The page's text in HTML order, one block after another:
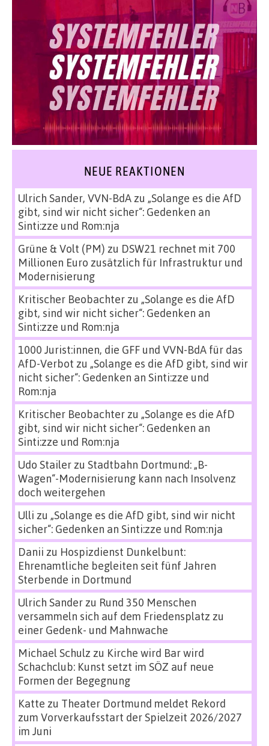
NEUE REAKTIONEN
Ulrich Sander, VVN-BdAzu „Solange es die AfD
gibt, sind wir nicht sicher“: Gedenken an
Sinti:zze und Rom:nja
Grüne & Volt (PM) zu DSW21 rechnet mit 700
Millionen Euro zusätzlich für Infrastruktur und
Modernisierung
Kritischer Beobachterzu „Solange es die AfD
gibt, sind wir nicht sicher“: Gedenken an
Sinti:zze und Rom:nja
1000 Jurist:innen, die GFF und VVN-BdA für das
AfD-Verbot zu „Solange es die AfD gibt, sind wir
nicht sicher“: Gedenken an Sinti:zze und
Rom:nja
Kritischer Beobachterzu „Solange es die AfD
gibt, sind wir nicht sicher“: Gedenken an
Sinti:zze und Rom:nja
Udo Stailerzu Stadtbahn Dortmund: „B-
Wagen“-Modernisierung kann nach Insolvenz
doch weitergehen
Ulli zu „Solange es die AfD gibt, sind wir nicht
sicher“: Gedenken an Sinti:zze und Rom:nja
Danii zu Hospizdienst Dunkelbunt:
Ehrenamtliche begleiten seit fünf Jahren
Sterbende in Dortmund
Ulrich Sanderzu Rund 350 Menschen
versammeln sich auf dem Friedensplatz zu
einer Gedenk- und Mahnwache
Michael Schulz zu Kirche wird Bar wird
Schachclub: Kunst setzt im SÖZ auf neue
Formen der Begegnung
Katte zu Theater Dortmund meldet Rekord
zum Vorverkaufsstart der Spielzeit 2026/2027
im Juni